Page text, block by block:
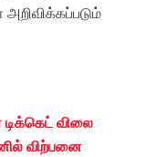
விலை
விற்பனை